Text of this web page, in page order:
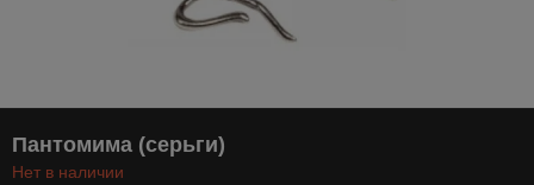
Пантомима (серьги)
Нет в наличии